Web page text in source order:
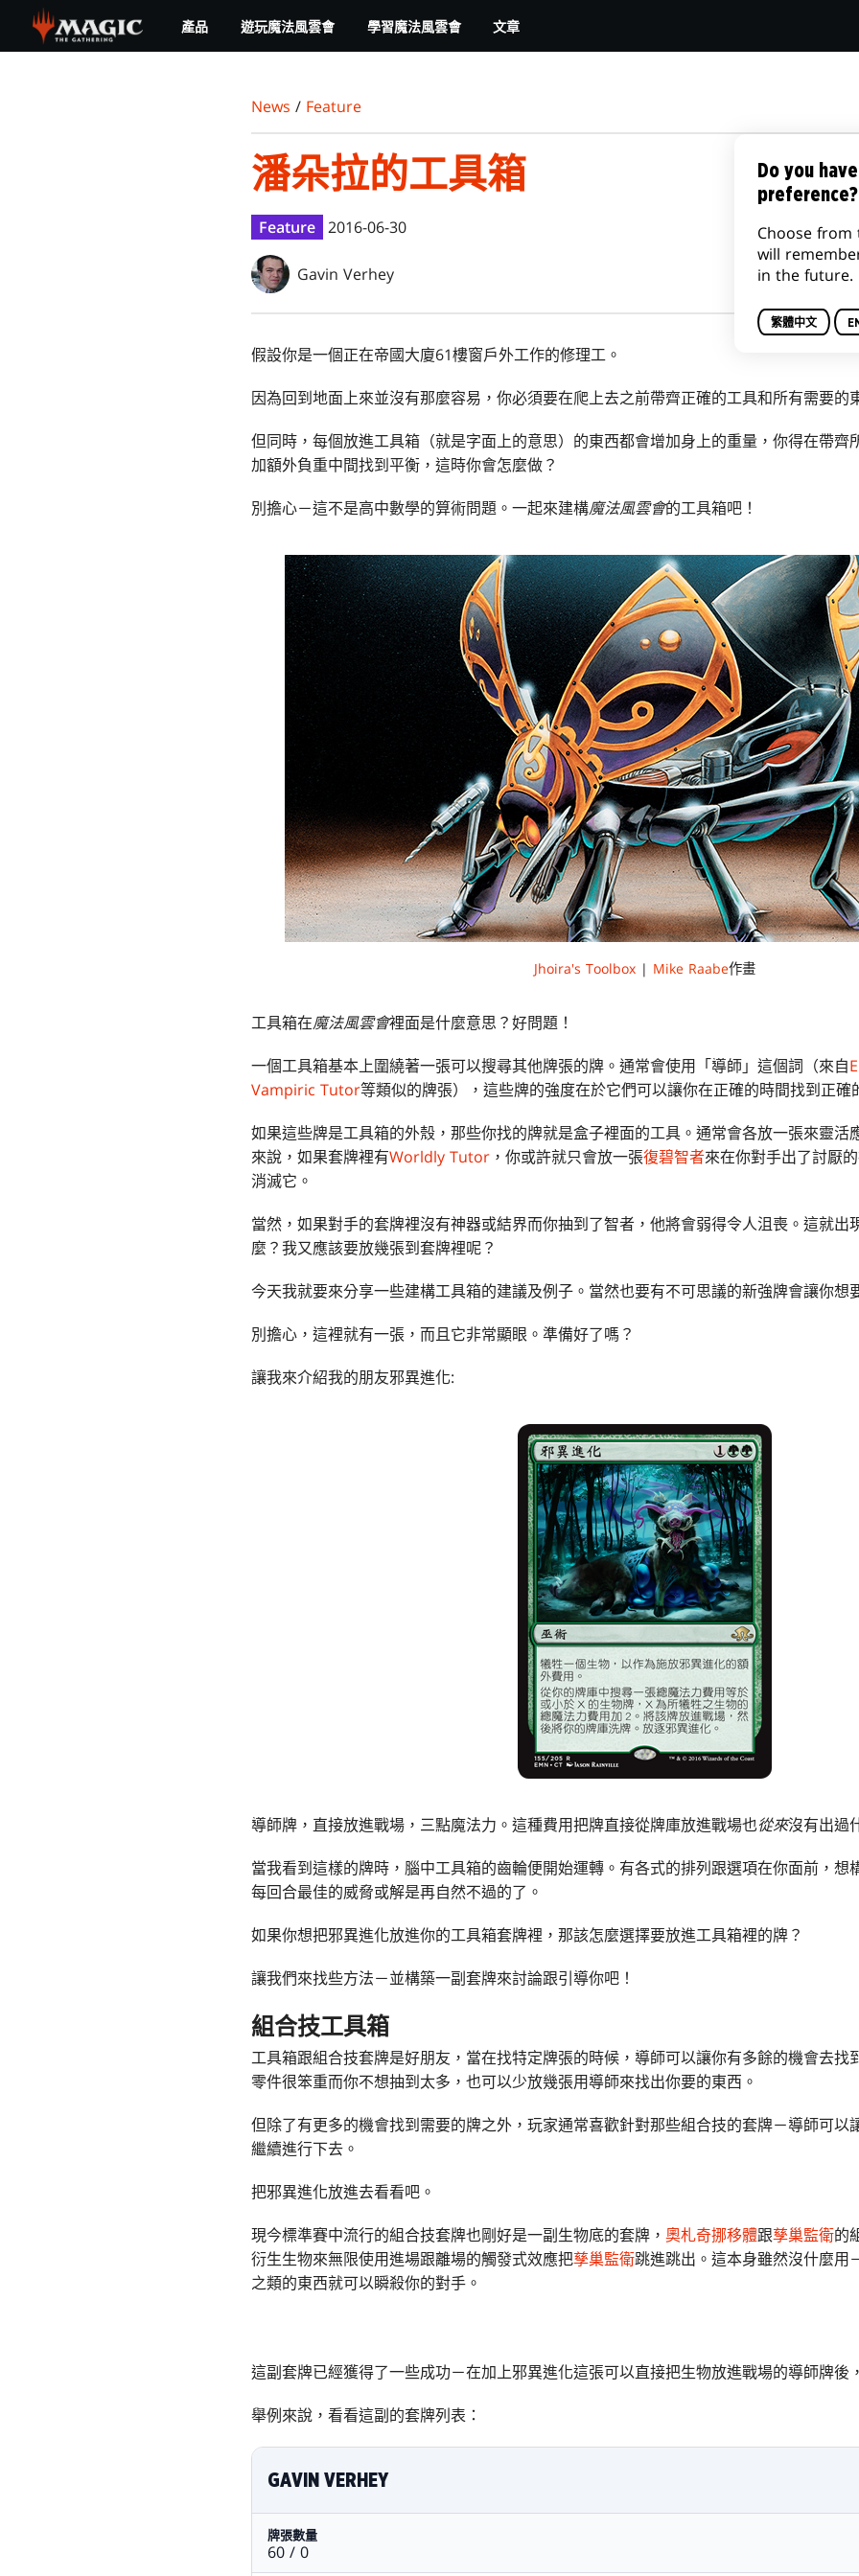
main
產品 遊玩魔法風雲會 學習魔法風雲會 文章
News / Feature
潘朵拉的工具箱
Feature 2016-06-30
Gavin Verhey
假設你是一個正在帝國大廈61樓窗戶外工作的修理工。
因為回到地面上來並沒有那麼容易，你必須要在爬上去之前帶齊正確的工具和所有需要的
但同時，每個放進工具箱（就是字面上的意思）的東西都會增加身上的重量，你得在帶齊
加額外負重中間找到平衡，這時你會怎麼做？
別擔心－這不是高中數學的算術問題。一起來建構魔法風雲會的工具箱吧！
Jhoira's Toolbox| Mike Raabe作畫
工具箱在魔法風雲會裡面是什麼意思？好問題！
一個工具箱基本上圍繞著一張可以搜尋其他牌張的牌。通常會使用「導師」這個詞（來自
Vampiric Tutor等類似的牌張），這些牌的強度在於它們可以讓你在正確的時間找到正確
如果這些牌是工具箱的外殼，那些你找的牌就是盒子裡面的工具。通常會各放一張來靈活
來說，如果套牌裡有Worldly Tutor ，你或許就只會放一張復碧智者來在你對手出了討厭
消滅它。
當然，如果對手的套牌裡沒有神器或結界而你抽到了智者，他將會弱得令人沮喪。這就出
麼？我又應該要放幾張到套牌裡呢？
今天我就要來分享一些建構工具箱的建議及例子。當然也要有不可思議的新強牌會讓你
別擔心，這裡就有一張，而且它非常顯眼。準備好了嗎？
讓我來介紹我的朋友邪異進化:
導師牌，直接放進戰場，三點魔法力。這種費用把牌直接從牌庫放進戰場也從來沒有出過
當我看到這樣的牌時，腦中工具箱的齒輪便開始運轉。有各式的排列跟選項在你面前，想
每回合最佳的威脅或解是再自然不過的了。
如果你想把邪異進化放進你的工具箱套牌裡，那該怎麼選擇要放進工具箱裡的牌？
讓我們來找些方法－並構築一副套牌來討論跟引導你吧！
組合技工具箱
工具箱跟組合技套牌是好朋友，當在找特定牌張的時候，導師可以讓你有多餘的機會去找
零件很笨重而你不想抽到太多，也可以少放幾張用導師來找出你要的東西。
但除了有更多的機會找到需要的牌之外，玩家通常喜歡針對那些組合技的套牌－導師可以
繼續進行下去。
把邪異進化放進去看看吧。
現今標準賽中流行的組合技套牌也剛好是一副生物底的套牌， 奧札奇挪移體跟孳巢監衛的
衍生生物來無限使用進場跟離場的觸發式效應把孳巢監衛跳進跳出。這本身雖然沒什麼用
之類的東西就可以瞬殺你的對手。
這副套牌已經獲得了一些成功－在加上邪異進化這張可以直接把生物放進戰場的導師牌後
舉例來說，看看這副的套牌列表：
GAVIN VERHEY
牌張數量
60 / 0
Do you
preference?
Choose
will
in the future.
繁體中文